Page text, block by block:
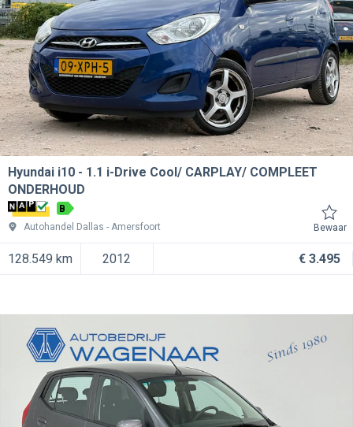
Hyundai i10
1.1 i-Drive Cool/ CARPLAY/ COMPLEET
ONDERHOUD
B
Autohandel Dallas
Amersfoort Bewaar
128.549 km 2012 € 3.495